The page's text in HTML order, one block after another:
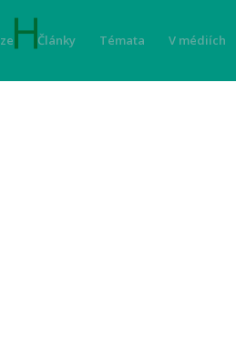
Články Témata V médiích